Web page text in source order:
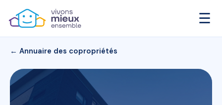
☰
← Annuaire des copropriétés